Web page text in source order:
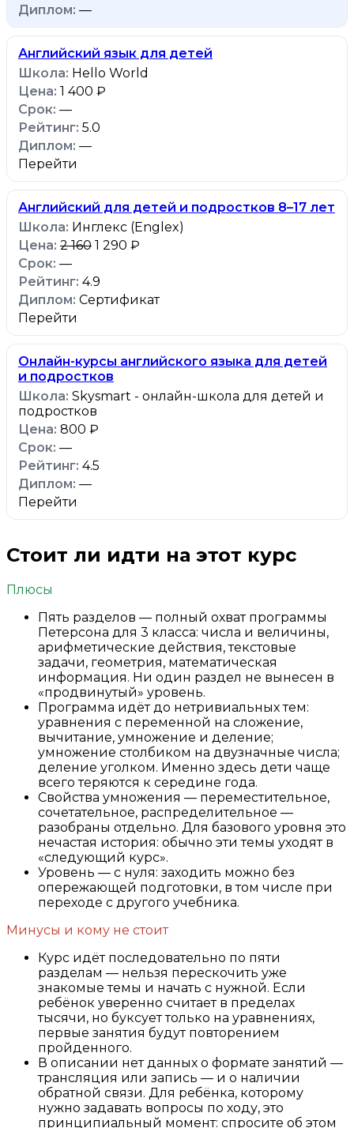
—
Английский язык для детей
Hello World
1 400 ₽
—
5.0
—
Перейти
Английский для детей и подростков 8–17 лет
Инглекс (Englex)
2 160 1 290 ₽
—
4.9
Сертификат
Перейти
Онлайн-курсы английского языка для детей
и подростков
Skysmart - онлайн-школа для детей и
подростков
800 ₽
—
4.5
—
Перейти
Стоит ли идти на этот курс
Плюсы
Пять разделов — полный охват программы
Петерсона для 3 класса: числа и величины,
арифметические действия, текстовые
задачи, геометрия, математическая
информация. Ни один раздел не вынесен в
«продвинутый» уровень.
Программа идёт до нетривиальных тем:
уравнения с переменной на сложение,
вычитание, умножение и деление;
умножение столбиком на двузначные числа;
деление уголком. Именно здесь дети чаще
всего теряются к середине года.
Свойства умножения — переместительное,
сочетательное, распределительное —
разобраны отдельно. Для базового уровня это
нечастая история: обычно эти темы уходят в
«следующий курс».
Уровень — с нуля: заходить можно без
опережающей подготовки, в том числе при
переходе с другого учебника.
Минусы и кому не стоит
Курс идёт последовательно по пяти
разделам — нельзя перескочить уже
знакомые темы и начать с нужной. Если
ребёнок уверенно считает в пределах
тысячи, но буксует только на уравнениях,
первые занятия будут повторением
пройденного.
В описании нет данных о формате занятий —
трансляция или запись — и о наличии
обратной связи. Для ребёнка, которому
нужно задавать вопросы по ходу, это
принципиальный момент: спросите об этом